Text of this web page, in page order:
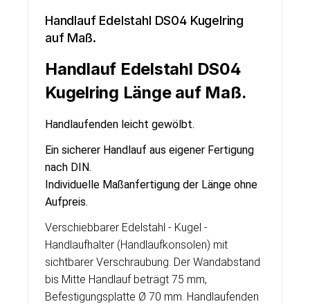
Handlauf Edelstahl DS04 Kugelring
auf Maß.
Handlauf Edelstahl DS04
Kugelring Länge auf Maß.
Handlaufenden leicht gewölbt.
Ein sicherer Handlauf aus eigener Fertigung
nach DIN.
Individuelle Maßanfertigung der Länge ohne
Aufpreis.
Verschiebbarer Edelstahl - Kugel -
Handlaufhalter (Handlaufkonsolen) mit
sichtbarer Verschraubung. Der Wandabstand
bis Mitte Handlauf beträgt 75 mm,
Befestigungsplatte Ø 70 mm. Handlaufenden